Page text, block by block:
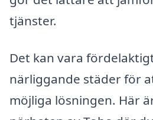
tjänster.
Det kan vara
närliggande städer för
möjliga lösningen. Här